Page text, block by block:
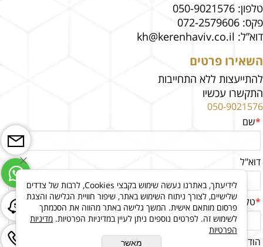
טלפון: 050-9021576
פקס: 072-2579606
דוא”ל: kh@kerenhaviv.co.il
השאירו פרטים
להתייעצות ללא התחייבות
התקשרו עכשיו
050-9021576
*שם
דוא"ל
*טלפון
הודעה
לידיעתך, באתרנו נעשה שימוש בקבצי Cookies, לרבות של צדדים
שלישיים, לצורך ניתוח השימוש באתר, שיפור חוויית הגלישה והצגת
פרסום מותאם אישית. המשך גלישה באתר מהווה את הסכמתך
לשימוש זה. לפרטים נוספים ניתן לעיין במדיניות הפרטיות. מדיניות
הפרטיות
מאשר